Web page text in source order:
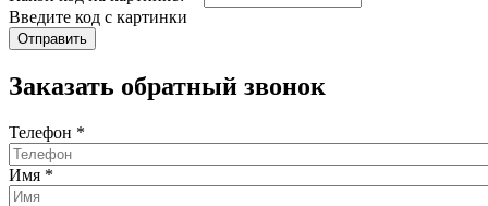
Введите код с картинки
Заказать обратный звонок
Телефон *
Имя *